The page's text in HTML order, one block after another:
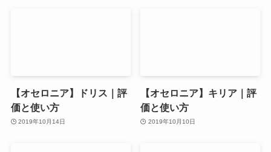
【オセロニア】ドリス｜評
価と使い方
2019年10月14日
【オセロニア】キリア｜評
価と使い方
2019年10月10日